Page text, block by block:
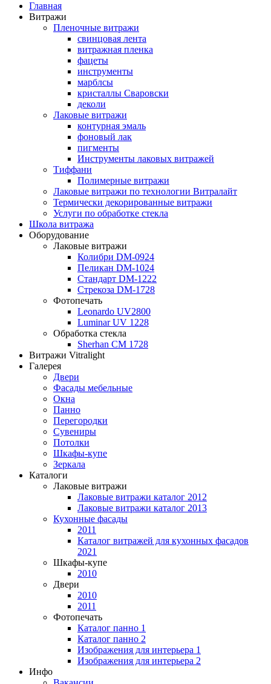
Главная
Витражи
Пленочные витражи
свинцовая лента
витражная пленка
фацеты
инструменты
марблсы
кристаллы Сваровски
деколи
Лаковые витражи
контурная эмаль
фоновый лак
пигменты
Инструменты лаковых витражей
Тиффани
Полимерные витражи
Лаковые витражи по технологии Витралайт
Термически декорированные витражи
Услуги по обработке стекла
Школа витража
Оборудование
Лаковые витражи
Колибри DM-0924
Пеликан DM-1024
Стандарт DM-1222
Стрекоза DM-1728
Фотопечать
Leonardo UV2800
Luminar UV 1228
Обработка стекла
Sherhan CM 1728
Витражи Vitralight
Галерея
Двери
Фасады мебельные
Окна
Панно
Перегородки
Сувениры
Потолки
Шкафы-купе
Зеркала
Каталоги
Лаковые витражи
Лаковые витражи каталог 2012
Лаковые витражи каталог 2013
Кухонные фасады
2011
Каталог витражей для кухонных фасадов
2021
Шкафы-купе
2010
Двери
2010
2011
Фотопечать
Каталог панно 1
Каталог панно 2
Изображения для интерьера 1
Изображения для интерьера 2
Инфо